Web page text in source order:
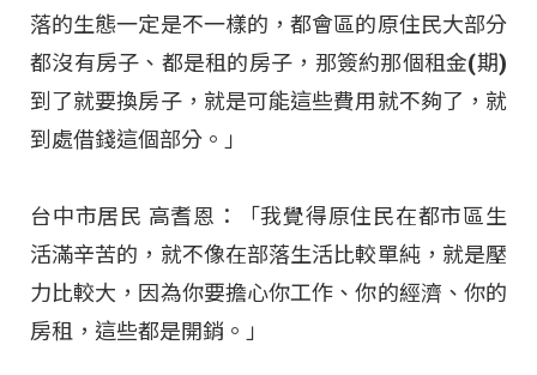
落的生態一定是不一樣的，都會區的原住民大部分
都沒有房子、都是租的房子，那簽約那個租金(期)
到了就要換房子，就是可能這些費用就不夠了，就
到處借錢這個部分。」
台中市居民 高耆恩：「我覺得原住民在都市區生
活滿辛苦的，就不像在部落生活比較單純，就是壓
力比較大，因為你要擔心你工作、你的經濟、你的
房租，這些都是開銷。」